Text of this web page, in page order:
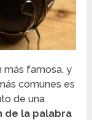
más famosa, y
comunes es
de una
de la palabra